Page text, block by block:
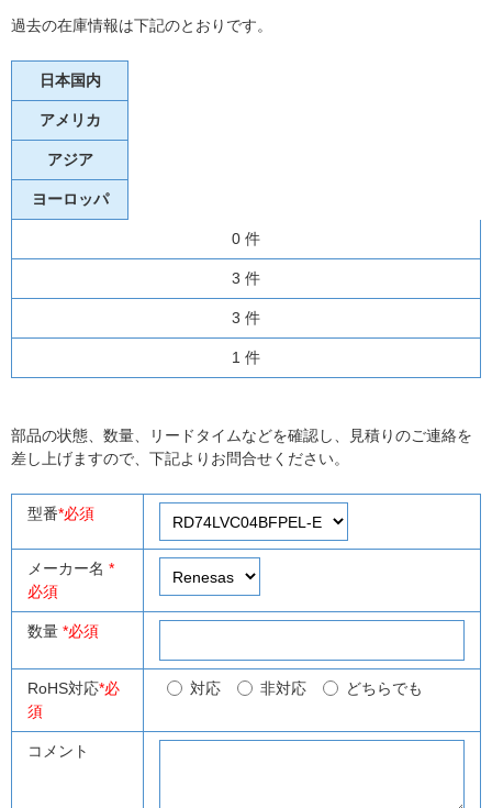
過去の在庫情報は下記のとおりです。
日本国内
アメリカ
アジア
ヨーロッパ
0 件
3 件
3 件
1 件
部品の状態、数量、リードタイムなどを確認し、見積りのご連絡を
差し上げますので、下記よりお問合せください。
型番*必須
メーカー名 *
必須
数量 *必須
RoHS対応*必
須
対応 非対応 どちらでも
コメント